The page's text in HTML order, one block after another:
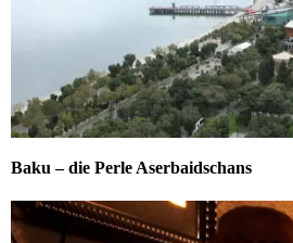
Baku – die Perle Aserbaidschans